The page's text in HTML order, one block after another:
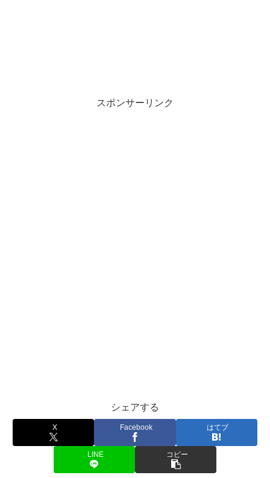
スポンサーリンク
シェアする
X Facebook はてブ
LINE コピー